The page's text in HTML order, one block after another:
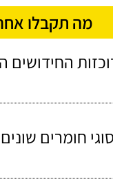
מה תקבלו
החידושים
חומרים